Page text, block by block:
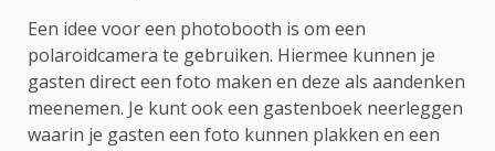
Een idee voor een photobooth is om een
polaroidcamera te gebruiken. Hiermee kunnen je
gasten direct een foto maken en deze als aandenken
meenemen. Je kunt ook een gastenboek neerleggen
waarin je gasten een foto kunnen plakken en een